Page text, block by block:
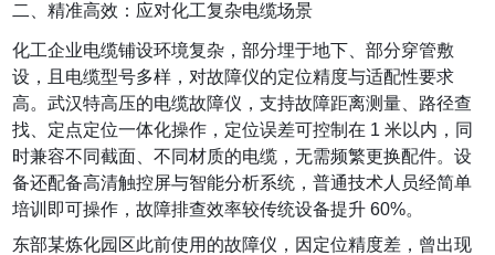
二、精准高效：应对化工复杂电缆场景
化工企业电缆铺设环境复杂，部分埋于地下、部分穿管敷
设，且电缆型号多样，对故障仪的定位精度与适配性要求
高。武汉特高压的电缆故障仪，支持故障距离测量、路径查
找、定点定位一体化操作，定位误差可控制在 1 米以内，同
时兼容不同截面、不同材质的电缆，无需频繁更换配件。设
备还配备高清触控屏与智能分析系统，普通技术人员经简单
培训即可操作，故障排查效率较传统设备提升 60%。
东部某炼化园区此前使用的故障仪，因定位精度差，曾出现